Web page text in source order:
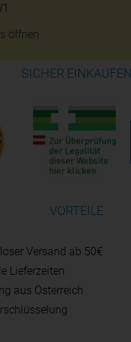
öffnen
SICHER EINKAUFEN
VORTEILE
Versand ab 50€
Lieferzeiten
aus Österreich